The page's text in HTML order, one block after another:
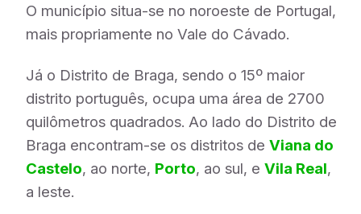
O município situa-se no noroeste de Portugal,
mais propriamente no Vale do Cávado.
Já o Distrito de Braga, sendo o 15º maior
distrito português, ocupa uma área de 2700
quilômetros quadrados. Ao lado do Distrito de
Braga encontram-se os distritos deViana do
Castelo, ao norte, Porto, ao sul, eVila Real,
a leste.